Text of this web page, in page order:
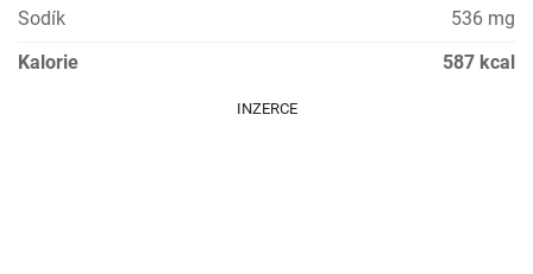
Sodík
536 mg
Kalorie
587 kcal
INZERCE